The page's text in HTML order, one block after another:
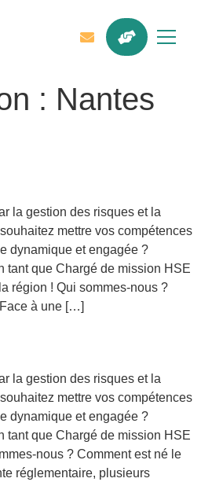
: Nantes
la gestion des risques et la
mettre vos compétences
dynamique et engagée ?
tant que Chargé de mission HSE
région ! Qui sommes-nous ?
à une […]
la gestion des risques et la
mettre vos compétences
dynamique et engagée ?
tant que Chargé de mission HSE
nous ? Comment est né le
réglementaire, plusieurs